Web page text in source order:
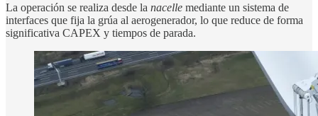
La operación se realiza desde la nacelle mediante un sistema de
interfaces que fija la grúa al aerogenerador, lo que reduce de forma
significativa CAPEX y tiempos de parada.